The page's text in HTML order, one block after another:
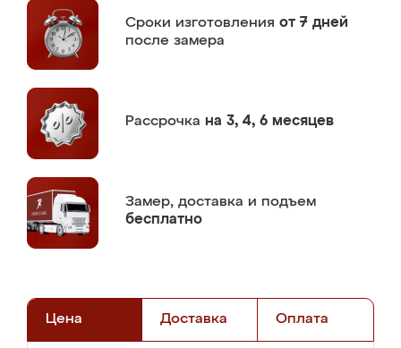
Сроки изготовления от 7 дней
после замера
Рассрочка на 3, 4, 6 месяцев
Замер, доставка и подъем
бесплатно
Цена Доставка Оплата